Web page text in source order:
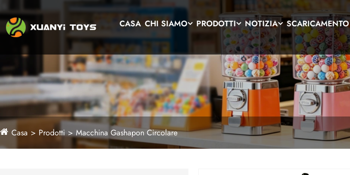
CASA CHI SIAMO PRODOTTI NOTIZIA SCARICAMENTO
Casa Prodotti Macchina Gashapon Circolare